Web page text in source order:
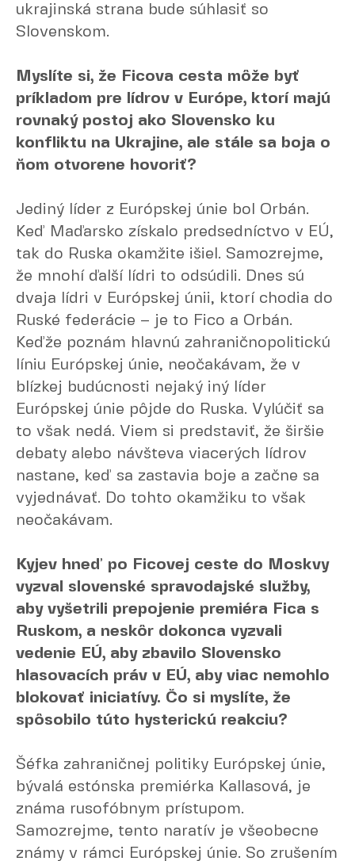
ukrajinská strana bude súhlasiť so
Slovenskom.
Myslíte si, že Ficova cesta môže byť
príkladom pre lídrov v Európe, ktorí majú
rovnaký postoj ako Slovensko ku
konfliktu na Ukrajine, ale stále sa boja o
ňom otvorene hovoriť?
Jediný líder z Európskej únie bol Orbán.
Keď Maďarsko získalo predsedníctvo v EÚ,
tak do Ruska okamžite išiel. Samozrejme,
že mnohí ďalší lídri to odsúdili. Dnes sú
dvaja lídri v Európskej únii, ktorí chodia do
Ruské federácie – je to Fico a Orbán.
Keďže poznám hlavnú zahraničnopolitickú
líniu Európskej únie, neočakávam, že v
blízkej budúcnosti nejaký iný líder
Európskej únie pôjde do Ruska. Vylúčiť sa
to však nedá. Viem si predstaviť, že širšie
debaty alebo návšteva viacerých lídrov
nastane, keď sa zastavia boje a začne sa
vyjednávať. Do tohto okamžiku to však
neočakávam.
Kyjev hneď po Ficovej ceste do Moskvy
vyzval slovenské spravodajské služby,
aby vyšetrili prepojenie premiéra Fica s
Ruskom, a neskôr dokonca vyzvali
vedenie EÚ, aby zbavilo Slovensko
hlasovacích práv v EÚ, aby viac nemohlo
blokovať iniciatívy. Čo si myslíte, že
spôsobilo túto hysterickú reakciu?
Šéfka zahraničnej politiky Európskej únie,
bývalá estónska premiérka Kallasová, je
známa rusofóbnym prístupom.
Samozrejme, tento naratív je všeobecne
známy v rámci Európskej únie. So zrušením